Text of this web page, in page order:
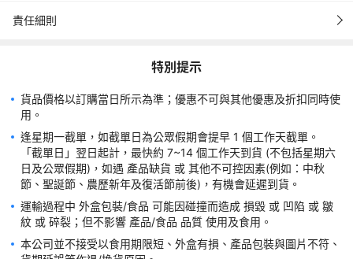
司有權取消訂單及自行處理有關商品，任何退款或賠償要求均不會
憑永安旅遊電子收據 或 永安App 內訂單，經永安門市職員核對後
如有任何爭議，World Way (Pacific) Limited保留權利隨時暫停、
更改或終止優惠，並保留最終決定權。
責任細則
特別提示
貨品價格以訂購當日所示為準；優惠不可與其他優惠及折扣同時使
逢星期一截單，如截單日為公眾假期會提早 1 個工作天截單。
「截單日」翌日起計，最快約 7~14 個工作天到貨 (不包括星期六
日及公眾假期)，如遇 產品缺貨 或 其他不可控因素(例如：中秋
運輸過程中 外盒包裝/食品 可能因碰撞而造成 損毀 或 凹陷 或 皺
本公司並不接受以食用期限短、外盒有損、產品包裝與圖片不符、